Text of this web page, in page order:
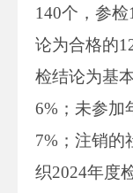
140个，参
论为合格的
检结论为基
6%；未参加
7%；注销的
织2024年度